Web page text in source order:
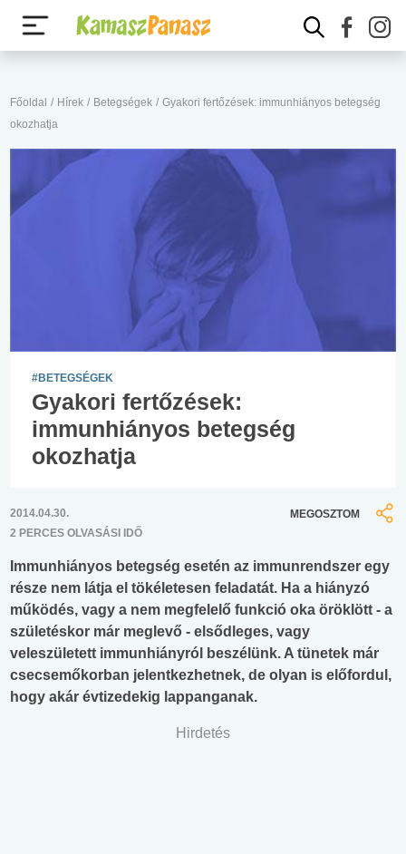
Főoldal / Hírek / Betegségek / Gyakori fertőzések: immunhiányos betegség
okozhatja
#BETEGSÉGEK
Gyakori fertőzések:
immunhiányos betegség
okozhatja
2014.04.30.
2 PERCES OLVASÁSI IDŐ
MEGOSZTOM
Immunhiányos betegség esetén az immunrendszer egy
része nem látja el tökéletesen feladatát. Ha a hiányzó
működés, vagy a nem megfelelő funkció oka öröklött - a
születéskor már meglevő - elsődleges, vagy
veleszületett immunhiányról beszélünk. A tünetek már
csecsemőkorban jelentkezhetnek, de olyan is előfordul,
hogy akár évtizedekig lappanganak.
Hirdetés